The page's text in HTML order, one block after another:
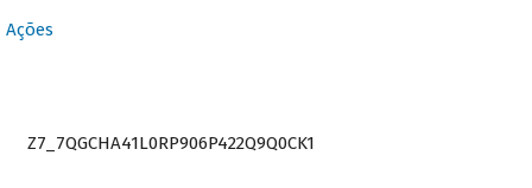
Ações
Z7_7QGCHA41L0RP906P422Q9Q0CK1